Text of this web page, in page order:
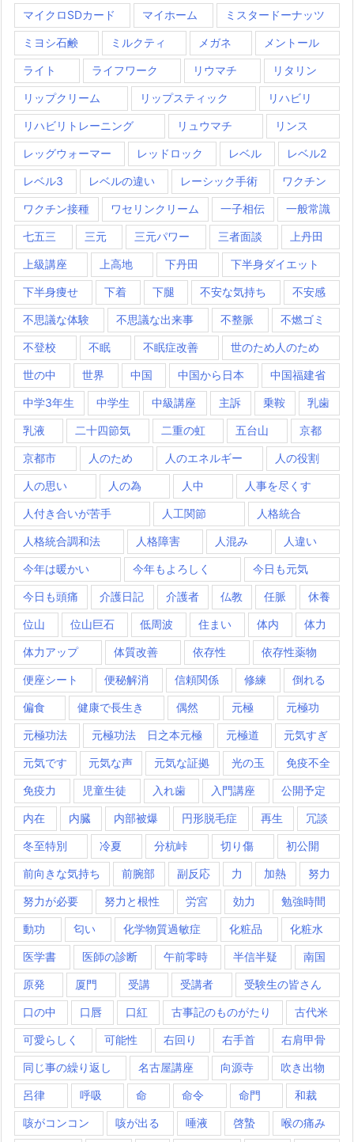
マイクロSDカード マイホーム ミスタードーナッツ
ミヨシ石鹸 ミルクティ メガネ メントール
ライト ライフワーク リウマチ リタリン
リップクリーム リップスティック リハビリ
リハビリトレーニング リュウマチ リンス
レッグウォーマー レッドロック レベル レベル2
レベル3 レベルの違い レーシック手術 ワクチン
ワクチン接種 ワセリンクリーム 一子相伝 一般常識
七五三 三元 三元パワー 三者面談 上丹田
上級講座 上高地 下丹田 下半身ダイエット
下半身痩せ 下着 下腿 不安な気持ち 不安感
不思議な体験 不思議な出来事 不整脈 不燃ゴミ
不登校 不眠 不眠症改善 世のため人のため
世の中 世界 中国 中国から日本 中国福建省
中学3年生 中学生 中級講座 主訴 乗鞍 乳歯
乳液 二十四節気 二重の虹 五台山 京都
京都市 人のため 人のエネルギー 人の役割
人の思い 人の為 人中 人事を尽くす
人付き合いが苦手 人工関節 人格統合
人格統合調和法 人格障害 人混み 人違い
今年は暖かい 今年もよろしく 今日も元気
今日も頭痛 介護日記 介護者 仏教 任脈 休養
位山 位山巨石 低周波 住まい 体内 体力
体力アップ 体質改善 依存性 依存性薬物
便座シート 便秘解消 信頼関係 修練 倒れる
偏食 健康で長生き 偶然 元極 元極功
元極功法 元極功法 日之本元極 元極道 元気すぎ
元気です 元気な声 元気な証拠 光の玉 免疫不全
免疫力 児童生徒 入れ歯 入門講座 公開予定
内在 内臓 内部被爆 円形脱毛症 再生 冗談
冬至特別 冷夏 分杭峠 切り傷 初公開
前向きな気持ち 前腕部 副反応 力 加熱 努力
努力が必要 努力と根性 労宮 効力 勉強時間
動功 匂い 化学物質過敏症 化粧品 化粧水
医学書 医師の診断 午前零時 半信半疑 南国
原発 厦門 受講 受講者 受験生の皆さん
口の中 口唇 口紅 古事記のものがたり 古代米
可愛らしく 可能性 右回り 右手首 右肩甲骨
同じ事の繰り返し 名古屋講座 向源寺 吹き出物
呂律 呼吸 命 命令 命門 和裁
咳がコンコン 咳が出る 唾液 啓蟄 喉の痛み